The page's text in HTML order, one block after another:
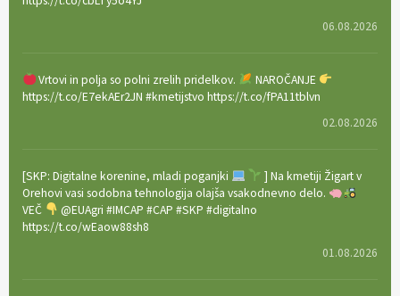
06.08.2026
Vrtovi in polja so polni zrelih pridelkov.
NAROČANJE
https://t.co/E7ekAEr2JN #kmetijstvo https://t.co/fPA11tblvn
02.08.2026
[SKP: Digitalne korenine, mladi poganjki
] Na kmetiji Žigart v
Orehovi vasi sodobna tehnologija olajša vsakodnevno delo.
VEČ
@EUAgri #IMCAP #CAP #SKP #digitalno
https://t.co/wEaow88sh8
01.08.2026